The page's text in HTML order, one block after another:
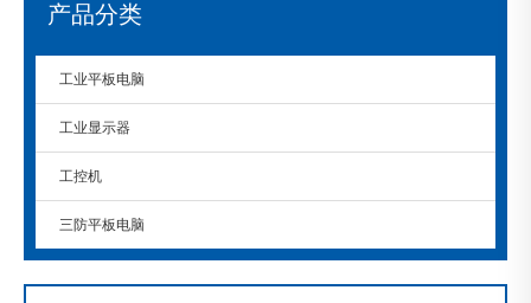
产品分类
工业平板电脑
工业显示器
工控机
三防平板电脑